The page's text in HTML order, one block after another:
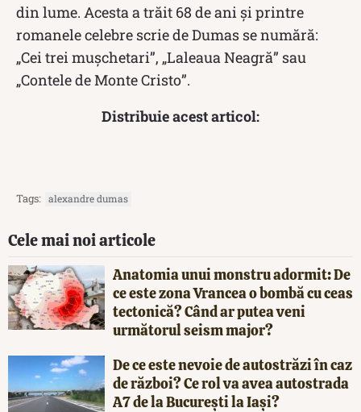
din lume. Acesta a trăit 68 de ani și printre
romanele celebre scrie de Dumas se numără:
„Cei trei mușchetari”, „Laleaua Neagră” sau
„Contele de Monte Cristo”.
Distribuie acest articol:
Tags: alexandre dumas
Cele mai noi articole
Anatomia unui monstru adormit: De
ce este zona Vrancea o bombă cu ceas
tectonică? Când ar putea veni
următorul seism major?
De ce este nevoie de autostrăzi în caz
de război? Ce rol va avea autostrada
A7 de la București la Iași?